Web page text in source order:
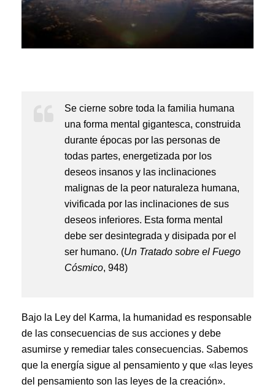
Se cierne sobre toda la familia humana
una forma mental gigantesca, construida
durante épocas por las personas de
todas partes, energetizada por los
deseos insanos y las inclinaciones
malignas de la peor naturaleza humana,
vivificada por las inclinaciones de sus
deseos inferiores. Esta forma mental
debe ser desintegrada y disipada por el
ser humano. (Un Tratado sobre el Fuego
Cósmico, 948)
Bajo la Ley del Karma, la humanidad es responsable
de las consecuencias de sus acciones y debe
asumirse y remediar tales consecuencias. Sabemos
que la energía sigue al pensamiento y que «las leyes
del pensamiento son las leyes de la creación».